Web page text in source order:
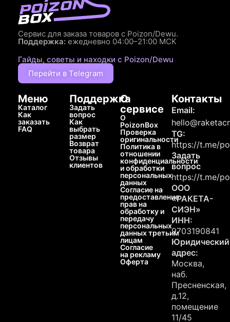
Сервис для заказа товаров с Poizon/Dewu.
Поддержка: ежедневно 04:00–21:00 МСК
Гайды, советы и находки с Poizon/Dewu
Перейти в Telegram
Меню
Каталог
Как
заказать
FAQ
Поддержка
Задать
вопрос
Как
выбрать
размер
Возврат
товара
Отзывы
клиентов
О
сервисе
О
PoizonBox
Проверка
оригинальности
Политика в
отношении
конфиденциальности
и обработки
персональных
данных
Согласие на
предоставление
прав на
обработку и
передачу
персональных
данных третьим
лицам
Согласие
на рекламу
Оферта
Контакты
Email:
TG:
https://t.me/
Задать
вопрос
https://t.me/
ООО
«РАКЕТА-
СИЭН»
ИНН:
9703190841
Юридический
адрес:
Москва,
наб.
Пресненская,
д.12,
помещение
11/45